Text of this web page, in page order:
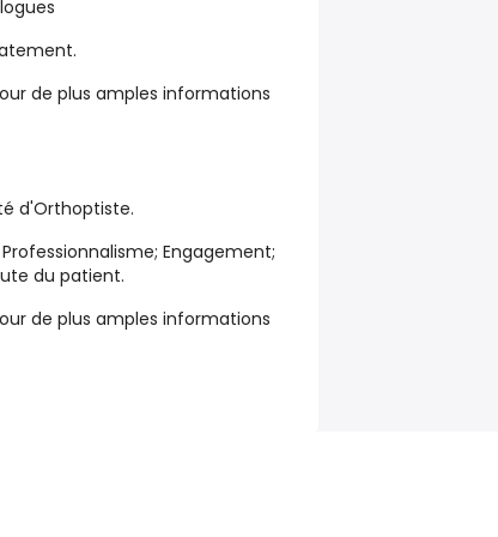
de plus amples informations
d'Orthoptiste.
Professionnalisme; Engagement;
du patient.
de plus amples informations